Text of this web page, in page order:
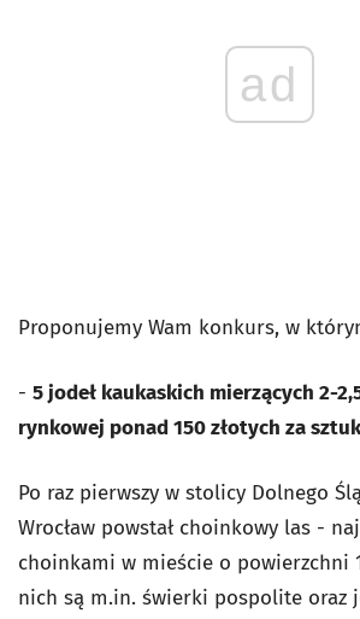
ad
Proponujemy Wam konkurs, w
- 5 jodeł kaukaskich mierzących 2-
rynkowej ponad 150 złotych za
Po raz pierwszy w stolicy Dolnego
Wrocław powstał choinkowy las -
choinkami w mieście o powierzchni
nich są m.in. świerki pospolite oraz